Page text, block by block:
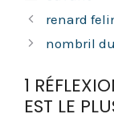
renard
nombril
1
EST LE